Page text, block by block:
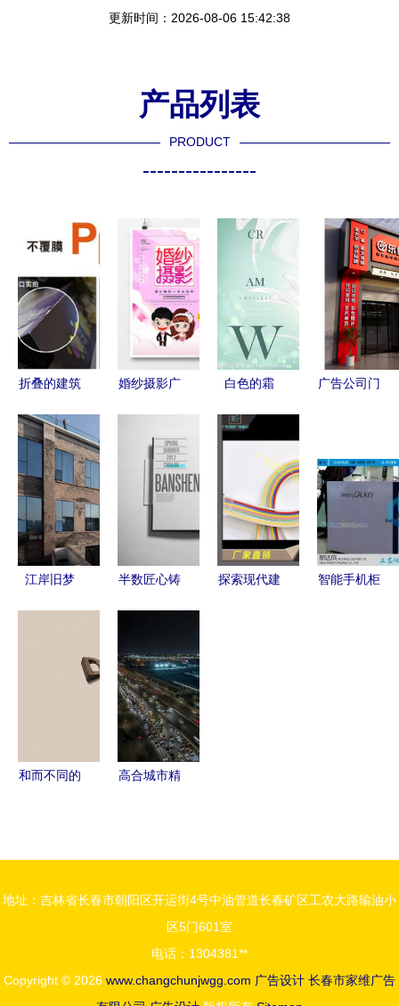
更新时间：2026-08-06 15:42:38
产品列表
PRODUCT
----------------
折叠的建筑
计创意产品
目录宣传广
告页全解析
婚纱摄影广
零到精品的
创意与实践
白色的霜
计界雕塑
广告公司门
学的融合
江岸旧梦
半数匠心铸
画册设计方
案深度解析
探索现代建
智能手机柜
和而不同的
高合城市精
力
地址：吉林省长春市朝阳区开运街4号中油管道长春矿区工农大路输油小
区5门601室
电话：1304381**
Copyright © 2026 www.changchunjwgg.com 广告设计 长春市家维广告